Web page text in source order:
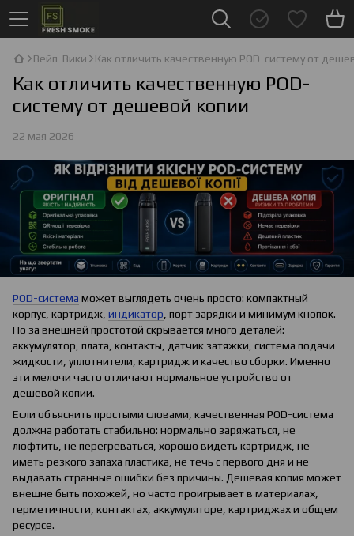
Вейп-Вики Как отличить качественную POD-систему от
Как отличить качественную POD-
систему от дешевой копии
22 мая 2026
POD-система может выглядеть очень просто: компактный
корпус, картридж, индикатор, порт зарядки и минимум кнопок.
Но за внешней простотой скрывается много деталей:
аккумулятор, плата, контакты, датчик затяжки, система подачи
жидкости, уплотнители, картридж и качество сборки. Именно
эти мелочи часто отличают нормальное устройство от
дешевой копии.
Если объяснить простыми словами, качественная POD-система
должна работать стабильно: нормально заряжаться, не
люфтить, не перегреваться, хорошо видеть картридж, не
иметь резкого запаха пластика, не течь с первого дня и не
выдавать странные ошибки без причины. Дешевая копия может
внешне быть похожей, но часто проигрывает в материалах,
герметичности, контактах, аккумуляторе, картриджах и общем
ресурсе.